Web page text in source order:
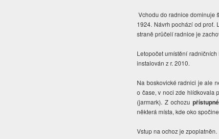
Vchodu do radnice dominuje
1924. Návrh pochází od prof.
straně průčelí radnice je
Letopočet umístění radničních
instalován z r. 2010.
Na boskovické radnici je ale
o čase, v noci zde hlídkovala
(jarmark). Z ochozu
některá místa, kde oko
Vstup na ochoz je